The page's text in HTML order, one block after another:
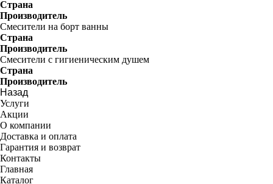
Страна
Производитель
Смесители на борт ванны
Страна
Производитель
Смесители с гигиеническим душем
Страна
Производитель
Назад
Услуги
Акции
О компании
Доставка и оплата
Гарантия и возврат
Контакты
Главная
Каталог